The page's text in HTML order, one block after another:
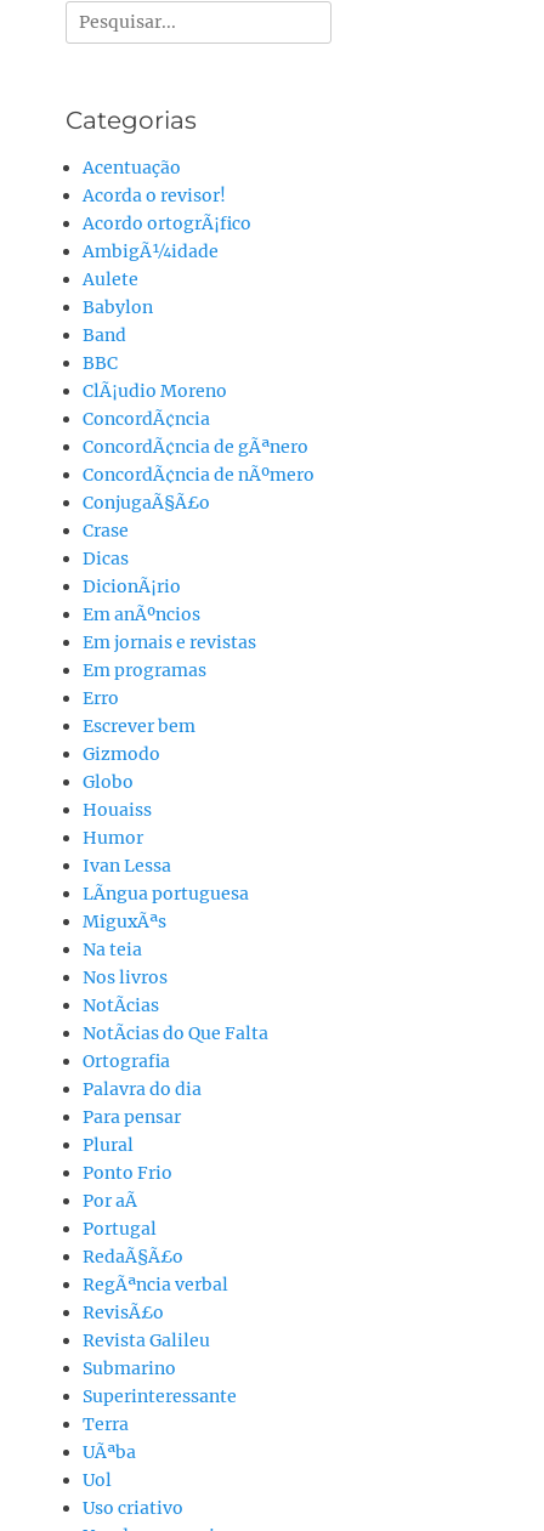
Pesquisar
por:
Categorias
Acentuação
Acorda o revisor!
Acordo ortogrÃ¡fico
AmbigÃ¼idade
Aulete
Babylon
Band
BBC
ClÃ¡udio Moreno
ConcordÃ¢ncia
ConcordÃ¢ncia de gÃªnero
ConcordÃ¢ncia de nÃºmero
ConjugaÃ§Ã£o
Crase
Dicas
DicionÃ¡rio
Em anÃºncios
Em jornais e revistas
Em programas
Erro
Escrever bem
Gizmodo
Globo
Houaiss
Humor
Ivan Lessa
LÃ­ngua portuguesa
MiguxÃªs
Na teia
Nos livros
NotÃ­cias
NotÃ­cias do Que Falta
Ortografia
Palavra do dia
Para pensar
Plural
Ponto Frio
Por aÃ­
Portugal
RedaÃ§Ã£o
RegÃªncia verbal
RevisÃ£o
Revista Galileu
Submarino
Superinteressante
Terra
UÃªba
Uol
Uso criativo